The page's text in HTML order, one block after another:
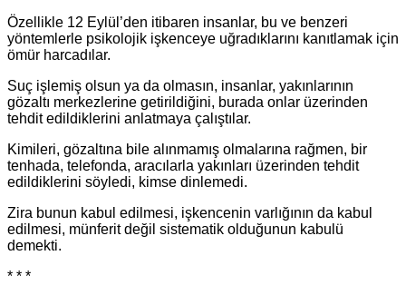
Özellikle 12 Eylül’den itibaren insanlar, bu ve benzeri
yöntemlerle psikolojik işkenceye uğradıklarını kanıtlamak için
ömür harcadılar.
Suç işlemiş olsun ya da olmasın, insanlar, yakınlarının
gözaltı merkezlerine getirildiğini, burada onlar üzerinden
tehdit edildiklerini anlatmaya çalıştılar.
Kimileri, gözaltına bile alınmamış olmalarına rağmen, bir
tenhada, telefonda, aracılarla yakınları üzerinden tehdit
edildiklerini söyledi, kimse dinlemedi.
Zira bunun kabul edilmesi, işkencenin varlığının da kabul
edilmesi, münferit değil sistematik olduğunun kabulü
demekti.
* * *